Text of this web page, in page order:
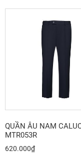
QUẦN ÂU NAM
MTR053R
620.000₫